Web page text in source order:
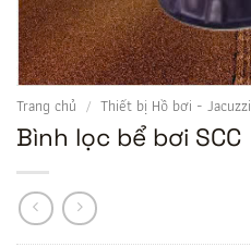
Trang chủ / Thiết bị Hồ bơi - Jacuzzi
Bình lọc bể bơi SCC